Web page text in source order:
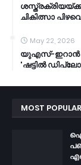
ചികിത്സാ
May 22, 2026
യുഎസ്-ഇറാൻ
'ഷട്ടിൽ
MOST POPULAR